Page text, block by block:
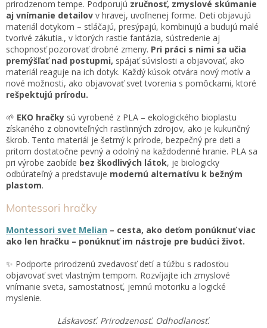
i
e
p
r
v
k
y
p
i
s
u
prirodzenom tempe. Podporujú zručnosť, zmyslové skúmanie
aj vnímanie detailov v hravej, uvoľnenej forme. Deti objavujú
materiál dotykom – stláčajú, presýpajú, kombinujú a budujú malé
tvorivé zákutia., v ktorých rastie fantázia, sústredenie aj
schopnosť pozorovať drobné zmeny. Pri práci s nimi sa učia
premýšľať nad postupmi, spájať súvislosti a objavovať, ako
materiál reaguje na ich dotyk. Každý kúsok otvára nový motív a
nové možnosti, ako objavovať svet tvorenia s pomôckami, ktoré
rešpektujú prírodu.
🌱 EKO hračky sú vyrobené z PLA – ekologického bioplastu
získaného z obnoviteľných rastlinných zdrojov, ako je kukuričný
škrob. Tento materiál je šetrný k prírode, bezpečný pre deti a
pritom dostatočne pevný a odolný na každodenné hranie. PLA sa
pri výrobe zaobíde bez škodlivých látok, je biologicky
odbúrateľný a predstavuje modernú alternatívu k bežným
plastom.
Montessori hračky
Montessori svet Melian – cesta, ako deťom ponúknuť viac
ako len hračku – ponúknuť im nástroje pre budúci život.
✨ Podporte prirodzenú zvedavosť detí a túžbu s radosťou
objavovať svet vlastným tempom. Rozvíjajte ich zmyslové
vnímanie sveta, samostatnosť, jemnú motoriku a logické
myslenie.
Láskavosť. Prirodzenosť. Odhodlanosť.